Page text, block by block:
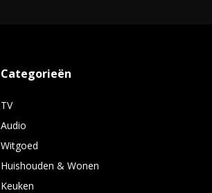
Categorieën
TV
Audio
Witgoed
Huishouden & Wonen
Keuken